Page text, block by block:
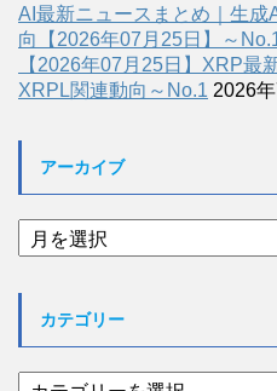
AI最新ニュースまとめ｜生成
向【2026年07月25日】～
【2026年07月25日】XRP最
XRPL関連動向～No.1 2026
アーカイブ
ア
ー
カテゴリー